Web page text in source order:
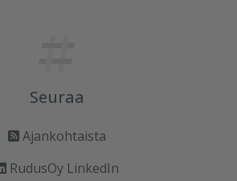
Seuraa
Ajankohtaista
RudusOy LinkedIn